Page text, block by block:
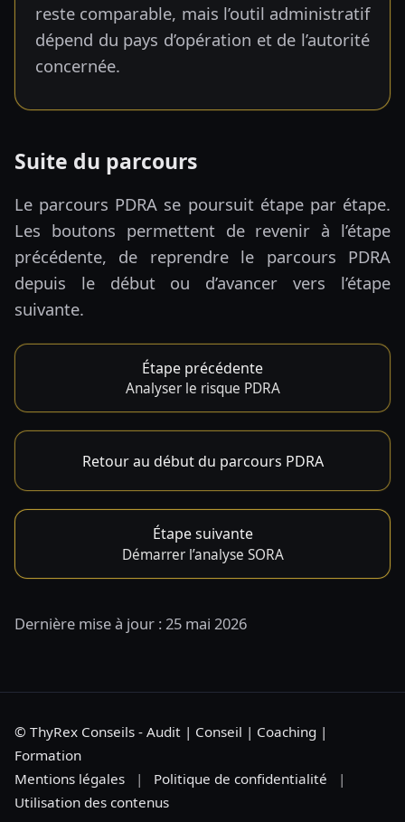
reste comparable, mais l’outil administratif
dépend du pays d’opération et de l’autorité
concernée.
Suite du parcours
Le parcours PDRA se poursuit étape par étape.
Les boutons permettent de revenir à l’étape
précédente, de reprendre le parcours PDRA
depuis le début ou d’avancer vers l’étape
suivante.
Étape précédente
Analyser le risque PDRA
Retour au début du parcours PDRA
Étape suivante
Démarrer l’analyse SORA
Dernière mise à jour : 25 mai 2026
© ThyRex Conseils - Audit | Conseil | Coaching |
Formation
Mentions légales
| Politique de confidentialité
|
Utilisation des contenus